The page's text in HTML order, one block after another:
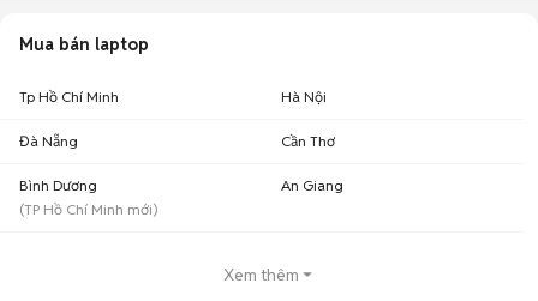
Mua bán laptop
Tp Hồ Chí Minh Hà Nội
Đà Nẵng Cần Thơ
Bình Dương
(TP Hồ Chí Minh mới)
An Giang
Xem thêm